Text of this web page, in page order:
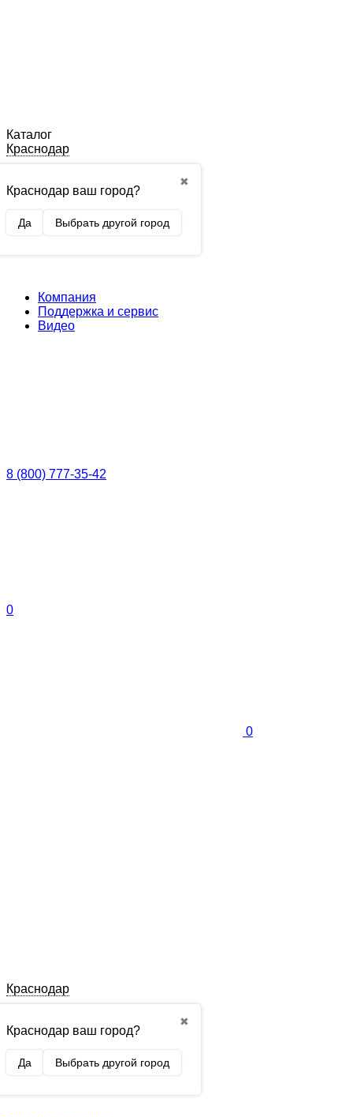
Каталог
Краснодар
✖
Краснодар ваш город?
Да Выбрать другой город
Компания
Поддержка и сервис
Видео
8 (800) 777-35-42
0
0
Краснодар
✖
Краснодар ваш город?
Да Выбрать другой город